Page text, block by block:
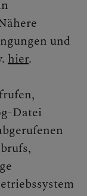
und
hier.
Datei